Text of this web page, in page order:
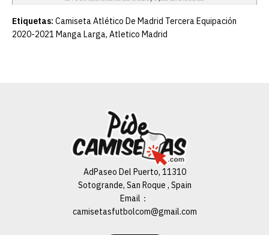
Etiquetas: Camiseta Atlético De Madrid Tercera Equipación
2020-2021 Manga Larga, Atletico Madrid
AdPaseo Del Puerto, 11310
Sotogrande, San Roque , Spain
Email：
camisetasfutbolcom@gmail.com